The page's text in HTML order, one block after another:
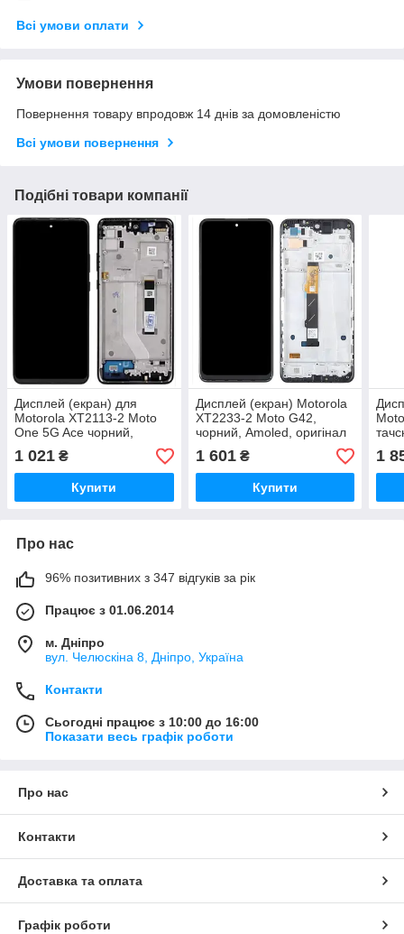
Всі умови оплати
Умови повернення
Повернення товару впродовж 14 днів за домовленістю
Всі умови повернення
Подібні товари компанії
Дисплей (екран) для
Motorola XT2113-2 Moto
One 5G Ace чорний,
оригінал PRC з
передньою панеллю
1 021 ₴
Купити
Дисплей (екран) Motorola
XT2233-2 Moto G42,
чорний, Amoled, оригінал
PRC з передньою
панеллю
1 601₴
Купити
скло
1
Про нас
96% позитивних з 347 відгуків за рік
Працює з 01.06.2014
м. Дніпро
вул. Челюскіна 8, Дніпро, Україна
Контакти
Сьогодні працює з 10:00 до 16:00
Показати весь графік роботи
Про нас
Контакти
Доставка та оплата
Графік роботи